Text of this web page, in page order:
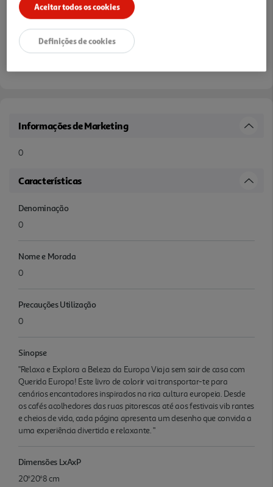
Informações de Marketing
0
Características
Denominação
0
Nome e Morada
0
Precauções Utilização
0
Sinopse
"Relaxa e Explora a Beleza da Europa Viaja sem sair de casa com
Querida Europa! Este livro de colorir vai transportar-te para
cenários encantadores inspirados na rica cultura europeia. Desde
os cafés acolhedores das ruas pitorescas até aos festivais vib rantes
e cheios de vida, cada página apresenta um desenho que convida a
uma experiência divertida e relaxante. "
Dimensões LxAxP
20*20*8 cm
Aceitar todos os cookies
Definições de cookies